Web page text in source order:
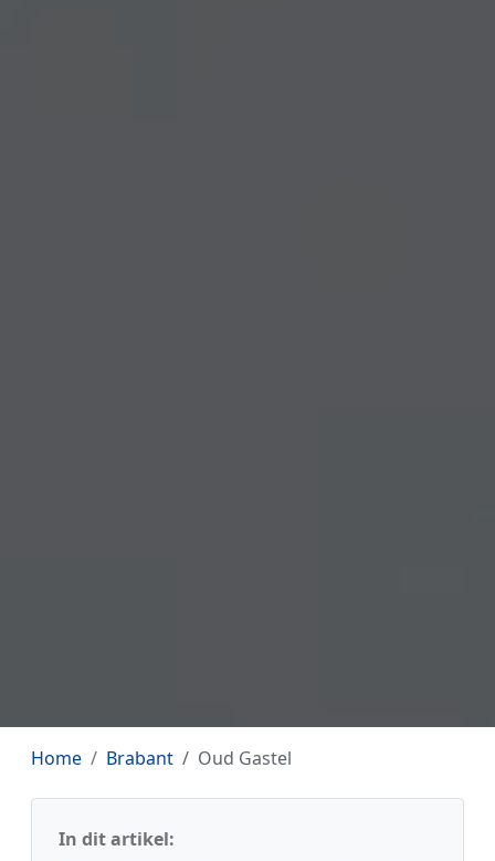
Home Brabant Oud Gastel
In dit artikel: